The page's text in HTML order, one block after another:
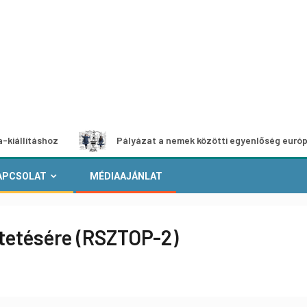
Pályázat a nemek közötti egyenlőség európai
MÉDIAAJÁNLAT
(RSZTOP-2)